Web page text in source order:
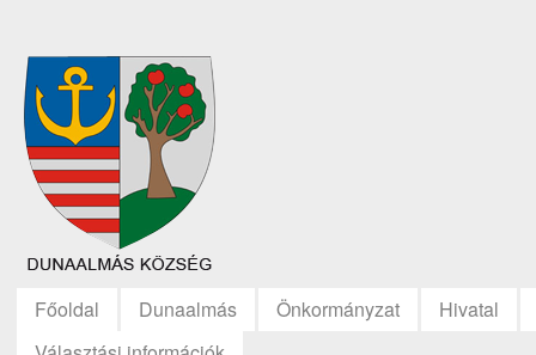
Főoldal Dunaalmás Önkormányzat
Hivatal